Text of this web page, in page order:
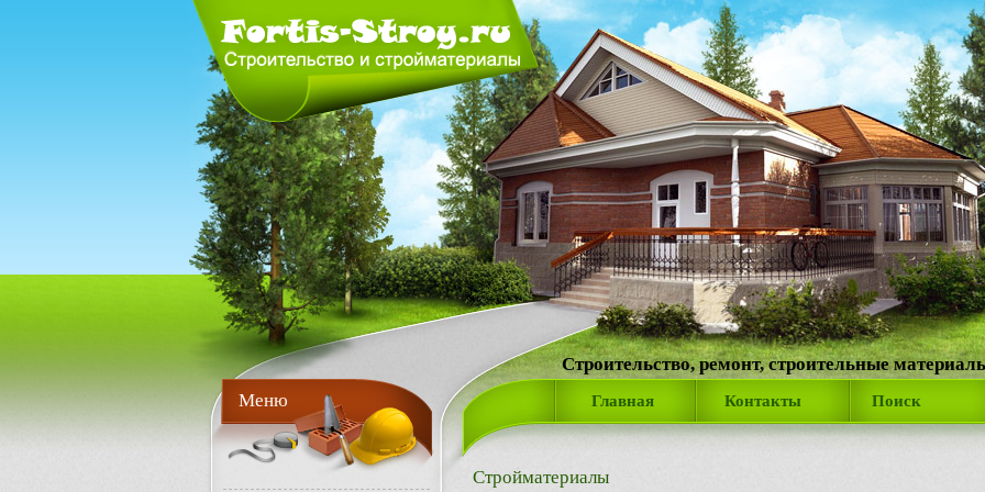
Строительство, ремонт, строительные
Главная Контакты Поиск
Стройматериалы
Меню